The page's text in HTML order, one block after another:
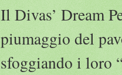
Il Divas’ Dream
piumaggio del
sfoggiando i loro